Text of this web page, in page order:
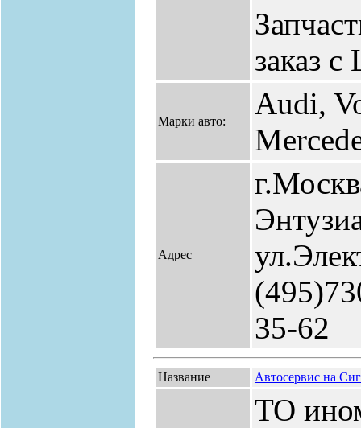
заказ
Марки авто:
Audi,
Адрес
35-62
Название Автосервис на
ТО